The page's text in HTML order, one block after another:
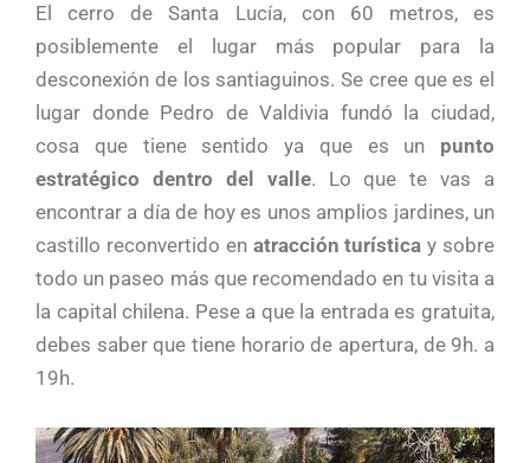
El cerro de Santa Lucía, con 60 metros, es
posiblemente el lugar más popular para la
desconexión de los santiaguinos. Se cree que es el
lugar donde Pedro de Valdivia fundó la ciudad,
cosa que tiene sentido ya que es un punto
estratégico dentro del valle. Lo que te vas a
encontrar a día de hoy es unos amplios jardines, un
castillo reconvertido en atracción turística y sobre
todo un paseo más que recomendado en tu visita a
la capital chilena. Pese a que la entrada es gratuita,
debes saber que tiene horario de apertura, de 9h. a
19h.